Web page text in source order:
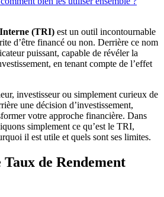
(TRI) est un outil incontournable
d’être financé ou non. Derrière ce nom
puissant, capable de révéler la
en tenant compte de l’effet
investisseur ou simplement curieux de
une décision d’investissement,
votre approche financière. Dans
simplement ce qu’est le TRI,
il est utile et quels sont ses limites.
Taux de Rendement